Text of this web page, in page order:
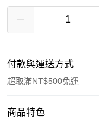
付款與運送方式
超取滿NT$500免運
付款方式
商品特色